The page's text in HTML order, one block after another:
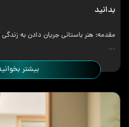
بدانید
مقدمه: هنر باستانی جریان دادن به زندگی
…
بیشتر